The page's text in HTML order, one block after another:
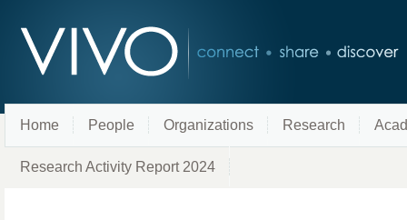
Home People Organizations Research
Research Activity Report 2024